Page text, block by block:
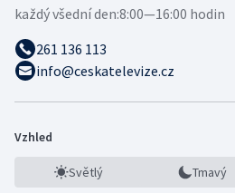
každý všední den:8:00—16:00 hodin
261 136 113
info@ceskatelevize.cz
Vzhled
Světlý Tmavý